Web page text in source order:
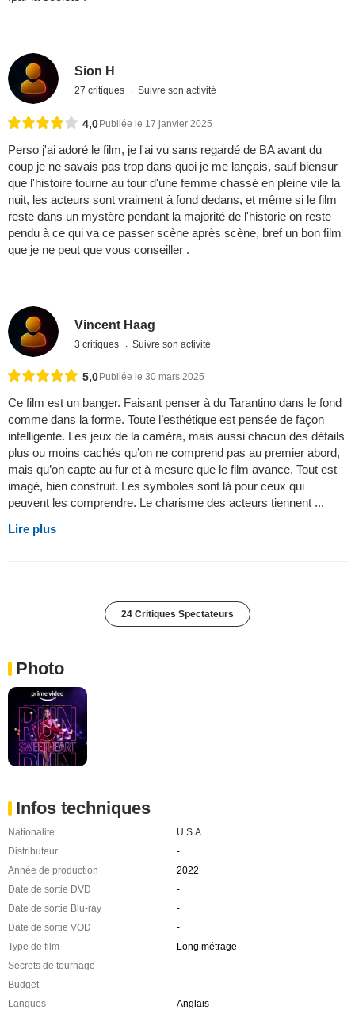
Sion H
27 critiques Suivre son activité
4,0 Publiée le 17 janvier 2025
Perso j'ai adoré le film, je l'ai vu sans regardé de BA avant du
coup je ne savais pas trop dans quoi je me lançais, sauf biensur
que l'histoire tourne au tour d'une femme chassé en pleine vile la
nuit, les acteurs sont vraiment à fond dedans, et même si le film
reste dans un mystère pendant la majorité de l'historie on reste
pendu à ce qui va ce passer scène après scène, bref un bon film
que je ne peut que vous conseiller .
Vincent Haag
3 critiques Suivre son activité
5,0 Publiée le 30 mars 2025
Ce film est un banger. Faisant penser à du Tarantino dans le fond
comme dans la forme. Toute l’esthétique est pensée de façon
intelligente. Les jeux de la caméra, mais aussi chacun des détails
plus ou moins cachés qu’on ne comprend pas au premier abord,
mais qu’on capte au fur et à mesure que le film avance. Tout est
imagé, bien construit. Les symboles sont là pour ceux qui
peuvent les comprendre. Le charisme des acteurs tiennent ...
Lire plus
24 Critiques Spectateurs
Photo
Infos techniques
Nationalité
U.S.A.
Distributeur
-
Année de production
2022
Date de sortie DVD
-
Date de sortie Blu-ray
-
Date de sortie VOD
-
Type de film
Long métrage
Secrets de tournage
-
Budget
-
Langues
Anglais